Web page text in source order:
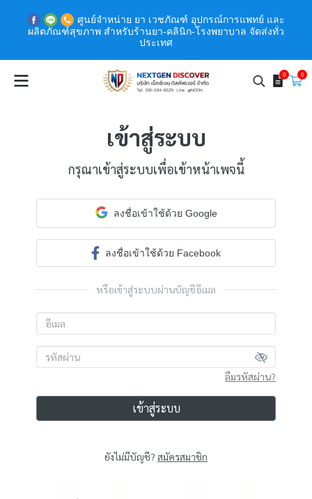
ศูนย์จำหน่าย ยา เวชภัณฑ์ อุปกรณ์การแพทย์ และ
ผลิตภัณฑ์สุขภาพ สำหรับร้านยา-คลินิก-โรงพยาบาล จัดส่งทั่ว
ประเทศ
0 0
เข้าสู่ระบบ
กรุณาเข้าสู่ระบบเพื่อเข้าหน้าเพจนี้
ลงชื่อเข้าใช้ด้วย Google
ลงชื่อเข้าใช้ด้วย Facebook
หรือเข้าสู่ระบบผ่านบัญชีอีเมล
ลืมรหัสผ่าน?
เข้าสู่ระบบ
ยังไม่มีบัญชี? สมัครสมาชิก